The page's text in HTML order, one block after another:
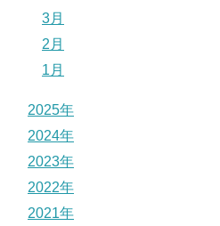
3月
2月
1月
2025年
2024年
2023年
2022年
2021年